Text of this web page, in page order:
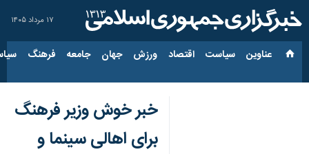
۱۷ مرداد ۱۴۰۵
عناوین‌ سیاست اقتصاد ورزش جهان جامعه فرهنگ
خبر خوش وزیر فرهنگ
برای اهالی سینما و